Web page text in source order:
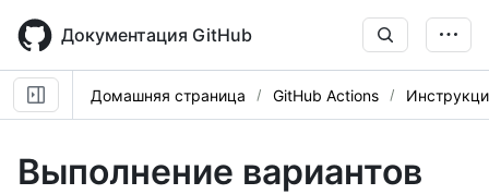
main
content
Документация GitHub
Домашняя страница GitHub Actions
Выполнение вариантов